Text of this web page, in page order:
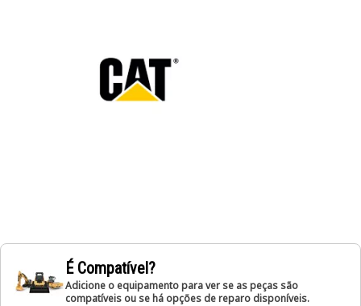
É Compatível?
Adicione o equipamento para ver se as peças são
compatíveis ou se há opções de reparo disponíveis.